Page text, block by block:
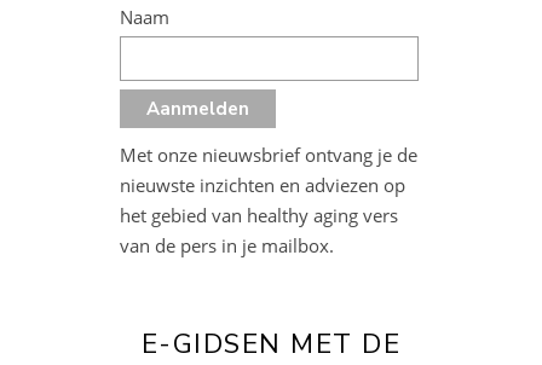
Naam
Met onze nieuwsbrief ontvang je de
nieuwste inzichten en adviezen op
het gebied van healthy aging vers
van de pers in je mailbox.
E-GIDSEN MET DE